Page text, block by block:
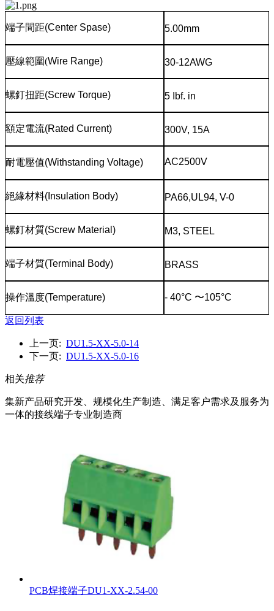
端子間距(Center Spase) 5.00mm
壓線範圍(Wire Range) 30-12AWG
螺釘扭距(Screw Torque) 5 Ibf. in
額定電流(Rated Current) 300V, 15A
耐電壓值(Withstanding Voltage) AC2500V
絕緣材料(Insulation Body) PA66,UL94, V-0
螺釘材質(Screw Material) M3, STEEL
端子材質(Terminal Body) BRASS
操作溫度(Temperature) - 40°C 〜105°C
返回列表
上一页: DU1.5-XX-5.0-14
下一页: DU1.5-XX-5.0-16
相关推荐
集新产品研究开发、规模化生产制造、满足客户需求及服务为
一体的接线端子专业制造商
PCB焊接端子DU1-XX-2.54-00